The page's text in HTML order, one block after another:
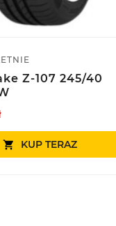
Z-107 245/40
 KUP TERAZ